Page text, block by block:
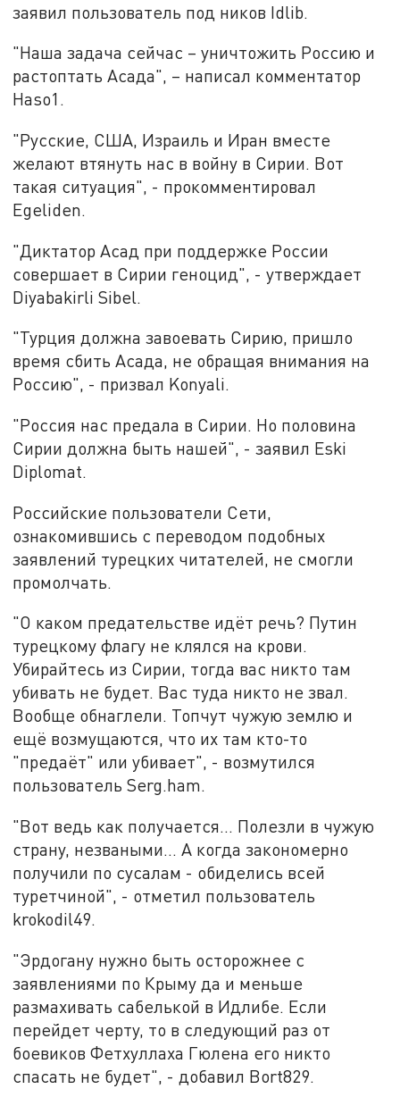
заявил пользователь под ников Idlib.
"Наша задача сейчас – уничтожить Россию и
растоптать Асада", – написал комментатор
Haso1.
"Русские, США, Израиль и Иран вместе
желают втянуть нас в войну в Сирии. Вот
такая ситуация", - прокомментировал
Egeliden.
"Диктатор Асад при поддержке России
совершает в Сирии геноцид", - утверждает
Diyabakirli Sibel.
"Турция должна завоевать Сирию, пришло
время сбить Асада, не обращая внимания на
Россию", - призвал Konyali.
"Россия нас предала в Сирии. Но половина
Сирии должна быть нашей", - заявил Eski
Diplomat.
Российские пользователи Сети,
ознакомившись с переводом подобных
заявлений турецких читателей, не смогли
промолчать.
"О каком предательстве идёт речь? Путин
турецкому флагу не клялся на крови.
Убирайтесь из Сирии, тогда вас никто там
убивать не будет. Вас туда никто не звал.
Вообще обнаглели. Топчут чужую землю и
ещё возмущаются, что их там кто-то
"предаёт" или убивает", - возмутился
пользователь Serg.ham.
"Вот ведь как получается... Полезли в чужую
страну, незваными... А когда закономерно
получили по сусалам - обиделись всей
туретчиной", - отметил пользователь
krokodil49.
"Эрдогану нужно быть осторожнее с
заявлениями по Крыму да и меньше
размахивать сабелькой в Идлибе. Если
перейдет черту, то в следующий раз от
боевиков Фетхуллаха Гюлена его никто
спасать не будет", - добавил Bort829.